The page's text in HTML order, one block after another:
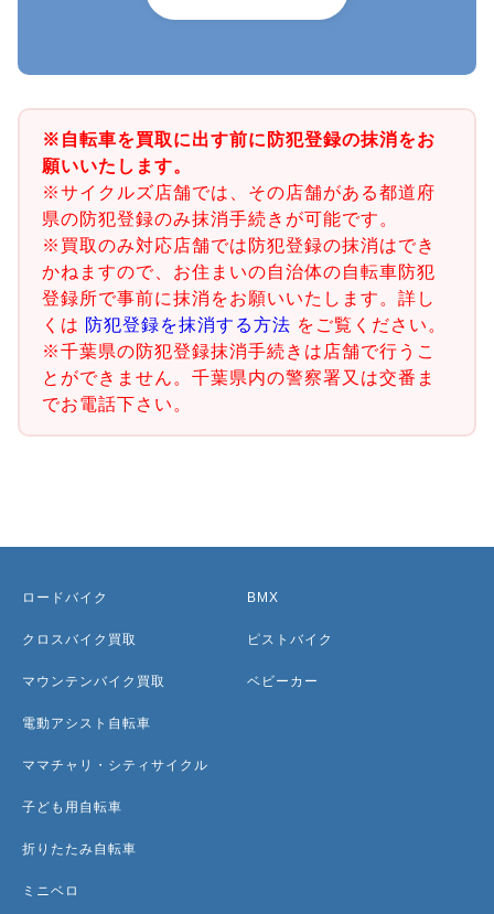
※自転車を買取に出す前に防犯登録の抹消をお
願いいたします。
※サイクルズ店舗では、その店舗がある都道府
県の防犯登録のみ抹消手続きが可能です。
※買取のみ対応店舗では防犯登録の抹消はでき
かねますので、お住まいの自治体の自転車防犯
登録所で事前に抹消をお願いいたします。詳し
くは 防犯登録を抹消する方法 をご覧ください。
※千葉県の防犯登録抹消手続きは店舗で行うこ
とができません。千葉県内の警察署又は交番ま
でお電話下さい。
ロードバイク
クロスバイク買取
マウンテンバイク買取
電動アシスト自転車
ママチャリ・シティサイクル
子ども用自転車
折りたたみ自転車
ミニベロ
BMX
ピストバイク
ベビーカー